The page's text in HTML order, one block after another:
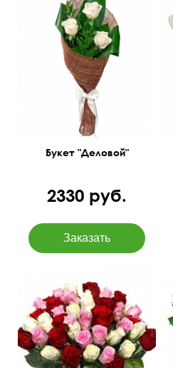
Белые розы, итальянский
русскус, аспидистра,
джут.
50 см
Букет "Деловой"
2330 руб.
50 см 40 см